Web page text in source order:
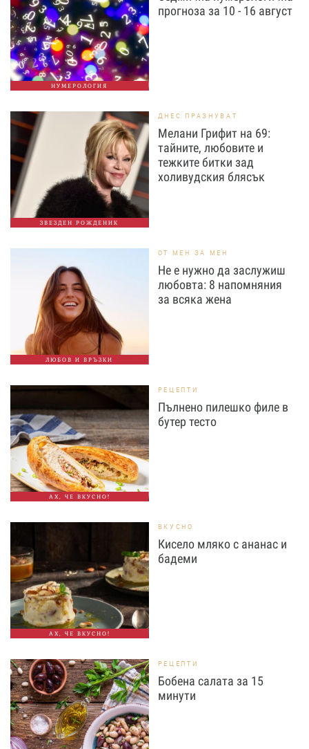
НУМЕРОЛОГИЯ
прогноза за 10 - 16 август
ЗВЕЗДЕН РОЖДЕНИК
ДНЕС ПРАЗНУВАТ
Мелани Грифит на 69:
тайните, любовите и
тежките битки зад
холивудския блясък
ЛЮБОВ И ВРЪЗКИ
ОТ МЕН ЗА МЕН
Не е нужно да заслужиш
любовта: 8 напомняния
за всяка жена
АХ, ЧЕ ВКУСНО!
РЕЦЕПТИ
Пълнено пилешко филе в
бутер тесто
АХ, ЧЕ ВКУСНО!
ВКУСНО
Кисело мляко с ананас и
бадеми
РЕЦЕПТИ
Бобена салата за 15
минути